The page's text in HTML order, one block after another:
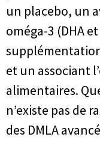
un placebo, un
oméga-3 (DHA
et un associant
alimentaires.
n’existe pas de
des DMLA